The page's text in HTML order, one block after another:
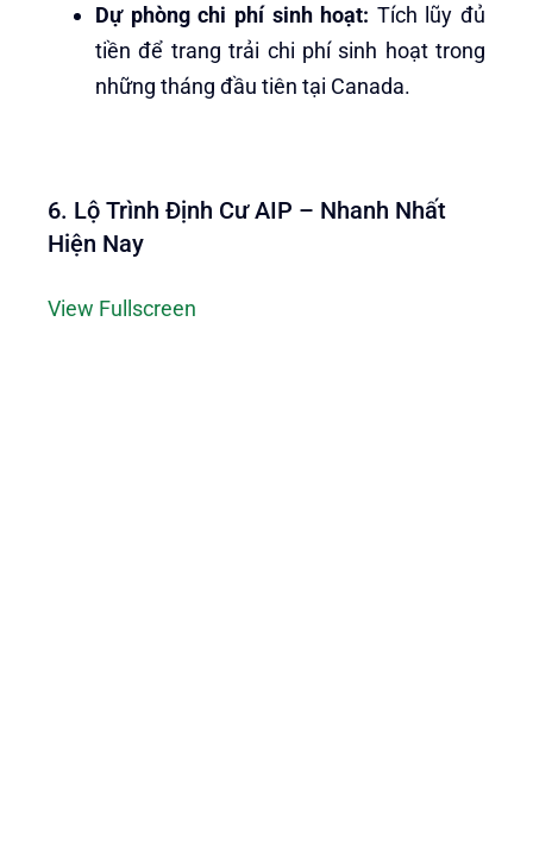
Dự phòng chi phí sinh hoạt: Tích lũy đủ
tiền để trang trải chi phí sinh hoạt trong
những tháng đầu tiên tại Canada.
6. Lộ Trình Định Cư AIP – Nhanh Nhất
Hiện Nay
View Fullscreen